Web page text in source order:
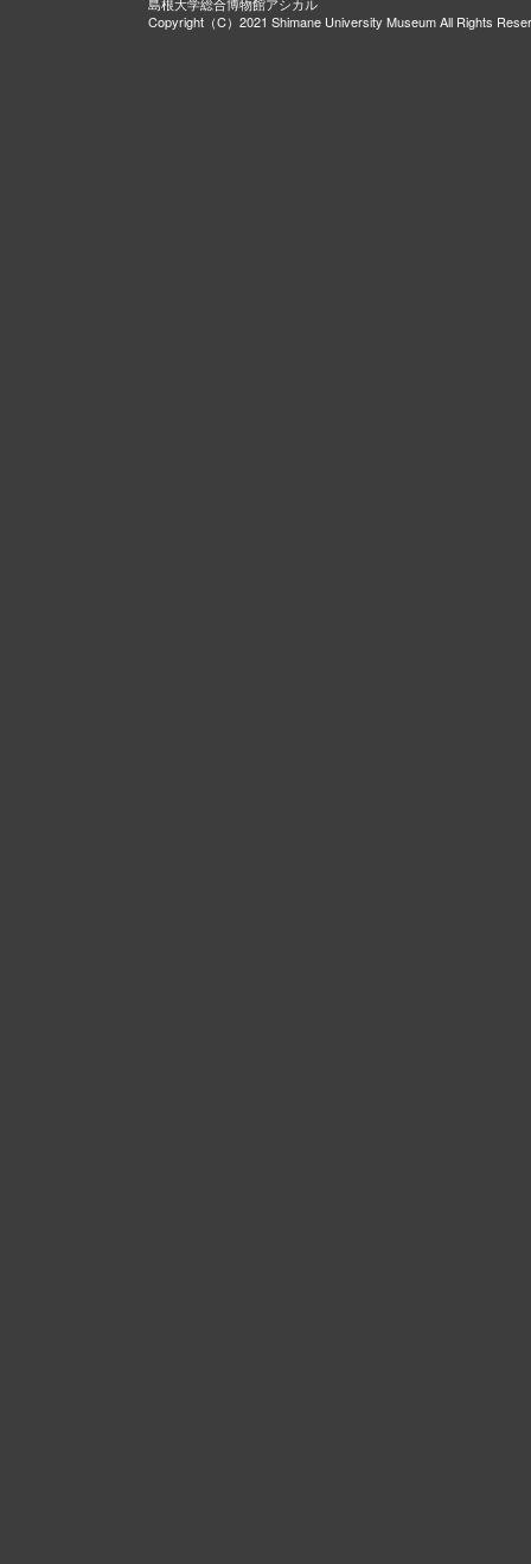
Copyright（C）2021 Shimane University Museum All Rights